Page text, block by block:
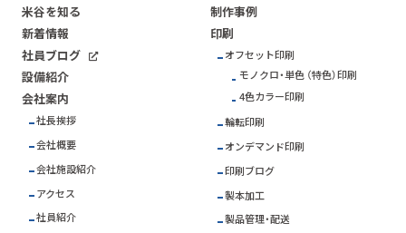
米谷を知る
新着情報
社員ブログ
設備紹介
会社案内
社長挨拶
会社概要
会社施設紹介
アクセス
社員紹介
制作事例
印刷
オフセット印刷
モノクロ・単色 （特色）印刷
4色カラー印刷
輪転印刷
オンデマンド印刷
印刷ブログ
製本加工
製品管理・配送